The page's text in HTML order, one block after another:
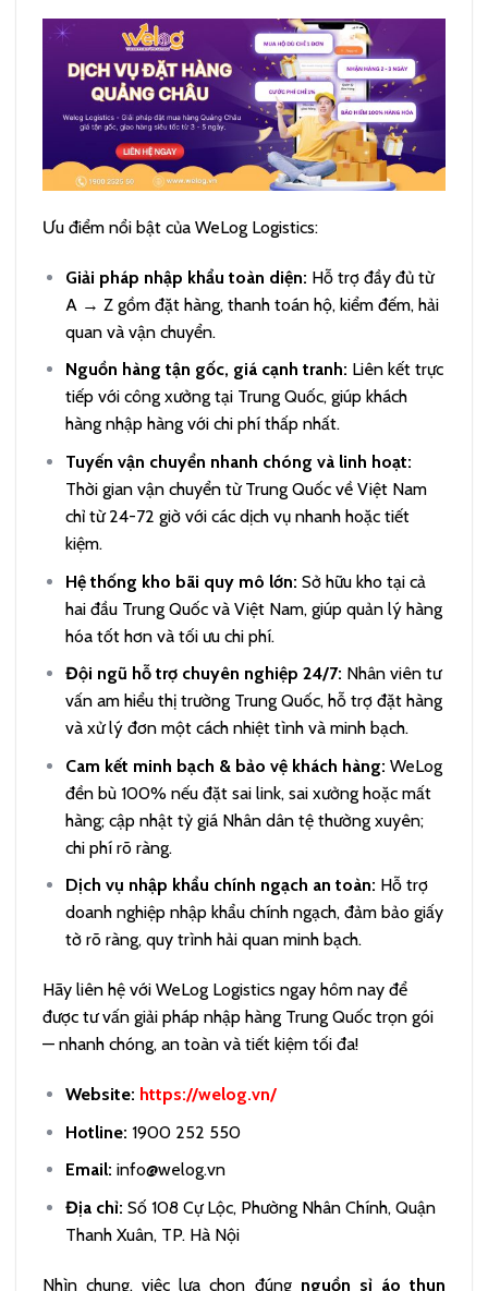
Ưu điểm nổi bật của WeLog Logistics:
Giải pháp nhập khẩu toàn diện: Hỗ trợ đầy đủ từ
A → Z gồm đặt hàng, thanh toán hộ, kiểm đếm, hải
quan và vận chuyển.
Nguồn hàng tận gốc, giá cạnh tranh: Liên kết trực
tiếp với công xưởng tại Trung Quốc, giúp khách
hàng nhập hàng với chi phí thấp nhất.
Tuyến vận chuyển nhanh chóng và linh hoạt:
Thời gian vận chuyển từ Trung Quốc về Việt Nam
chỉ từ 24-72 giờ với các dịch vụ nhanh hoặc tiết
kiệm.
Hệ thống kho bãi quy mô lớn: Sở hữu kho tại cả
hai đầu Trung Quốc và Việt Nam, giúp quản lý hàng
hóa tốt hơn và tối ưu chi phí.
Đội ngũ hỗ trợ chuyên nghiệp 24/7: Nhân viên tư
vấn am hiểu thị trường Trung Quốc, hỗ trợ đặt hàng
và xử lý đơn một cách nhiệt tình và minh bạch.
Cam kết minh bạch & bảo vệ khách hàng: WeLog
đền bù 100% nếu đặt sai link, sai xưởng hoặc mất
hàng; cập nhật tỷ giá Nhân dân tệ thường xuyên;
chi phí rõ ràng.
Dịch vụ nhập khẩu chính ngạch an toàn: Hỗ trợ
doanh nghiệp nhập khẩu chính ngạch, đảm bảo giấy
tờ rõ ràng, quy trình hải quan minh bạch.
Hãy liên hệ với WeLog Logistics ngay hôm nay để
được tư vấn giải pháp nhập hàng Trung Quốc trọn gói
— nhanh chóng, an toàn và tiết kiệm tối đa!
Website: https://welog.vn/
Hotline: 1900 252 550
Email: info@welog.vn
Địa chỉ: Số 108 Cự Lộc, Phường Nhân Chính, Quận
Thanh Xuân, TP. Hà Nội
Nhìn chung, việc lựa chọn đúng nguồn sỉ áo thun